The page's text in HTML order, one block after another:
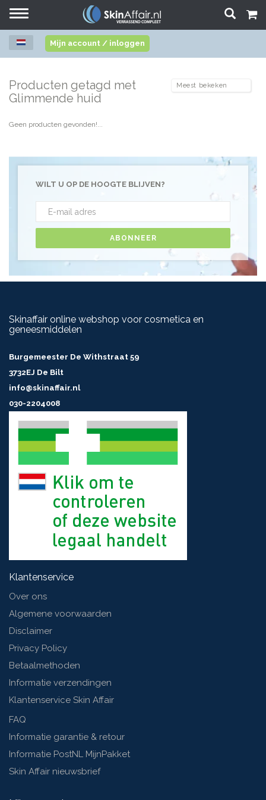
Toggle
Mijn account / inloggen
Producten getagd met
Glimmende huid
Geen producten gevonden!...
WILT U OP DE HOOGTE BLIJVEN?
ABONNEER
Skinaffair online webshop voor cosmetica en
geneesmiddelen
Burgemeester De Withstraat 59
3732EJ De Bilt
info@skinaffair.nl
030-2204008
Klantenservice
Over ons
Algemene voorwaarden
Disclaimer
Privacy Policy
Betaalmethoden
Informatie verzendingen
Klantenservice Skin Affair
FAQ
Informatie garantie & retour
Informatie PostNL MijnPakket
Skin Affair nieuwsbrief